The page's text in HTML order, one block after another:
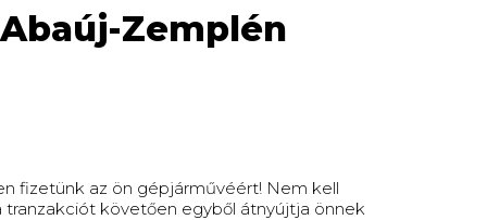
Zemplén
fizetünk az ön gépjárművéért! Nem kell
követően egyből átnyújtja önnek